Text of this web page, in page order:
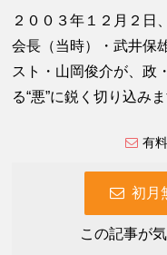
２００３年１２月２日
会長（当時）・武井保
スト・山岡俊介が、政
る“悪”に鋭く切り込みま
有
初月
この記事が